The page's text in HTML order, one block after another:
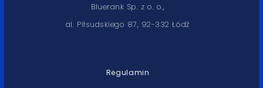
Bluerank Sp. z o. o.,
al. Piłsudskiego 87, 92-332 Łódź
Regulamin